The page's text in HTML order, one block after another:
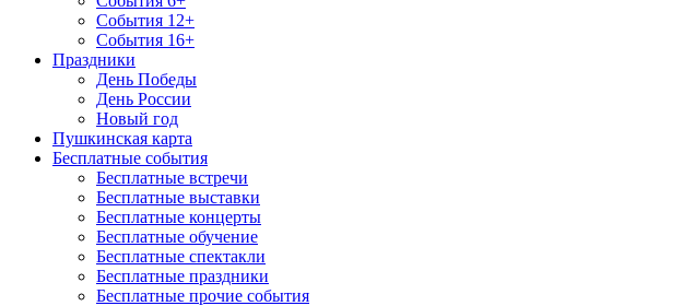
События 12+
События 16+
Праздники
День Победы
День России
Новый год
Пушкинская карта
Бесплатные события
Бесплатные встречи
Бесплатные выставки
Бесплатные концерты
Бесплатные обучение
Бесплатные спектакли
Бесплатные праздники
Бесплатные прочие события